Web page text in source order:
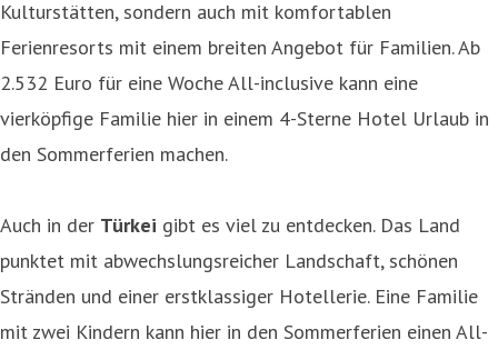
Kulturstätten, sondern auch mit komfortablen
Ferienresorts mit einem breiten Angebot für Familien. Ab
2.532 Euro für eine Woche All-inclusive kann eine
vierköpfige Familie hier in einem 4-Sterne Hotel Urlaub in
den Sommerferien machen.
Auch in der Türkei gibt es viel zu entdecken. Das Land
punktet mit abwechslungsreicher Landschaft, schönen
Stränden und einer erstklassiger Hotellerie. Eine Familie
mit zwei Kindern kann hier in den Sommerferien einen All-